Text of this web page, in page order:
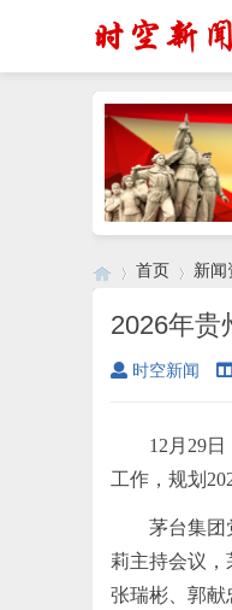
›
首页
›
新闻
2026年贵
时空新闻
12月29
工作，规划
茅台集团
莉主持会议，
张瑞彬、郭献